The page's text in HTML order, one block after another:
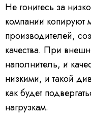
Не гонитесь за
компании копируют
производителей,
качества. При
наполнитель, и
низкими, и такой
как будет
нагрузкам.